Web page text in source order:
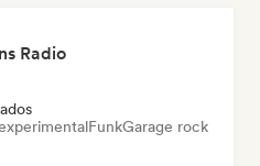
Radio
FunkGarage rock